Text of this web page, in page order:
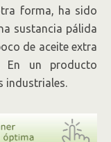
forma, ha sido
sustancia pálida
de aceite extra
En un producto
industriales.